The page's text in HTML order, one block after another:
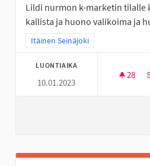
Lildi nurmon k-marketin tilalle
kallista ja huono valikoima ja
Rajaa tulokset teeman mukaan:
Itäinen Seinäjoki
LUONTIAIKA
10.01.2023
28